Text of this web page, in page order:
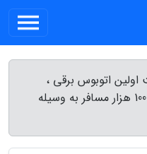
اولین اتوبوس برقی ،
برنامه ریزی برای جابجایی روزانه 100 هزار مسافر به وسیله